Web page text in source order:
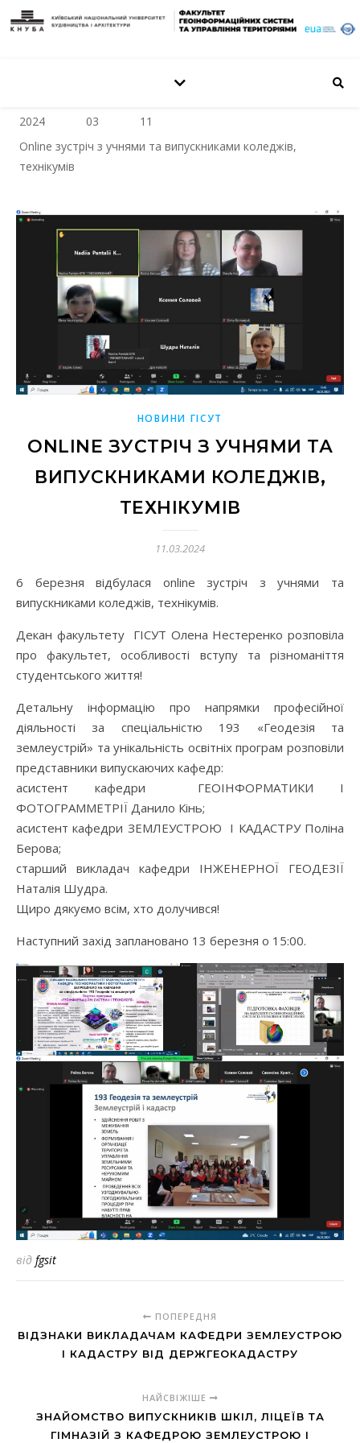
2024 03
11
Online зустріч з учнями та випускниками коледжів,
технікумів
НОВИНИ ГІСУТ
ONLINE ЗУСТРІЧ З УЧНЯМИ ТА
ВИПУСКНИКАМИ КОЛЕДЖІВ,
ТЕХНІКУМІВ
11.03.2024
6 березня відбулася online зустріч з учнями та
випускниками коледжів, технікумів.
Декан факультету ГІСУТ Олена Нестеренко розповіла
про факультет, особливості вступу та різноманіття
студентського життя!
Детальну інформацію про напрямки професійної
діяльності за спеціальністю 193 «Геодезія та
землеустрій» та унікальність освітніх програм розповіли
представники випускаючих кафедр:
асистент кафедри ГЕОІНФОРМАТИКИ І
ФОТОГРАММЕТРІЇ Данило Кінь;
асистент кафедри ЗЕМЛЕУСТРОЮ І КАДАСТРУ Поліна
Берова;
старший викладач кафедри ІНЖЕНЕРНОЇ ГЕОДЕЗІЇ
Наталія Шудра.
Щиро дякуємо всім, хто долучився!
Наступний захід заплановано 13 березня о 15:00.
від fgsit
ПОПЕРЕДНЯ
ВІДЗНАКИ ВИКЛАДАЧАМ КАФЕДРИ ЗЕМЛЕУСТРОЮ
І КАДАСТРУ ВІД ДЕРЖГЕОКАДАСТРУ
НАЙСВІЖІШЕ
ЗНАЙОМСТВО ВИПУСКНИКІВ ШКІЛ, ЛІЦЕЇВ ТА
ГІМНАЗІЙ З КАФЕДРОЮ ЗЕМЛЕУСТРОЮ І